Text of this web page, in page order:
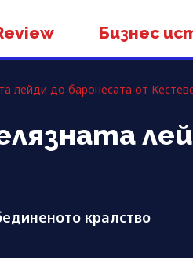
Бизнес
лейди до баронесата от
кралство